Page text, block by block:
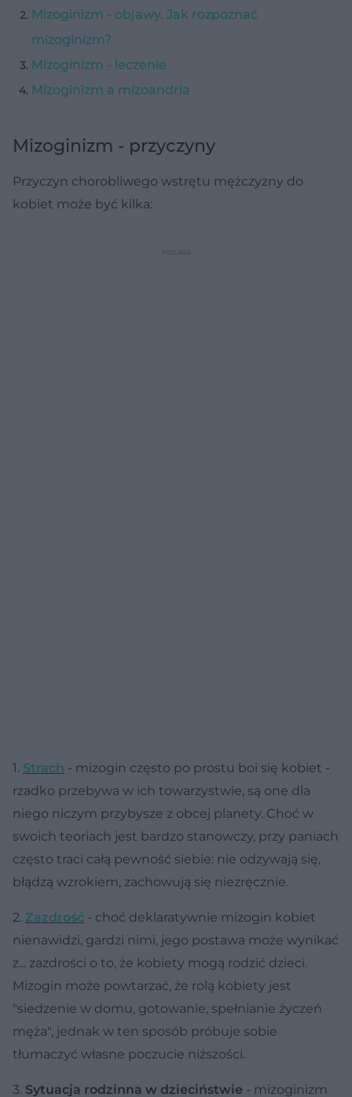
Mizoginizm - objawy. Jak rozpoznać
mizoginizm?
Mizoginizm - leczenie
Mizoginizm a mizoandria
Mizoginizm - przyczyny
Przyczyn chorobliwego wstrętu mężczyzny do
kobiet może być kilka:
1. Strach - mizogin często po prostu boi się kobiet -
rzadko przebywa w ich towarzystwie, są one dla
niego niczym przybysze z obcej planety. Choć w
swoich teoriach jest bardzo stanowczy, przy paniach
często traci całą pewność siebie: nie odzywają się,
błądzą wzrokiem, zachowują się niezręcznie.
2. Zazdrość - choć deklaratywnie mizogin kobiet
nienawidzi, gardzi nimi, jego postawa może wynikać
z... zazdrości o to, że kobiety mogą rodzić dzieci.
Mizogin może powtarzać, że rolą kobiety jest
"siedzenie w domu, gotowanie, spełnianie życzeń
męża", jednak w ten sposób próbuje sobie
tłumaczyć własne poczucie niższości.
3. Sytuacja rodzinna w dzieciństwie - mizoginizm